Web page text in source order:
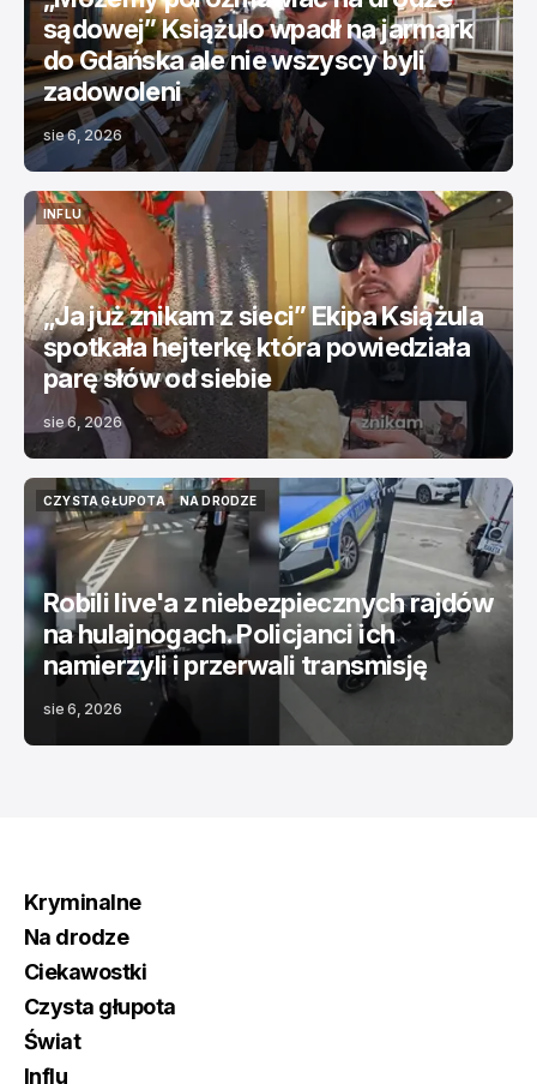
sądowej” Książulo wpadł na jarmark
do Gdańska ale nie wszyscy byli
zadowoleni
sie 6, 2026
INFLU
INFLU
„Ja już znikam z sieci” Ekipa Książula
spotkała hejterkę która powiedziała
parę słów od siebie
sie 6, 2026
CZYSTA GŁUPOTA
CZYSTA GŁUPOTA
NA DRODZE
NA DRODZE
Robili live'a z niebezpiecznych rajdów
na hulajnogach. Policjanci ich
namierzyli i przerwali transmisję
sie 6, 2026
Kryminalne
Na drodze
Ciekawostki
Czysta głupota
Świat
Influ